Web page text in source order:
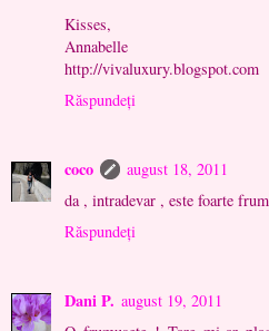
Kisses,
Annabelle
http://vivaluxury.blogspot.com
Răspundeți
coco
august 18, 2011
da , intradevar , este foarte
Răspundeți
Dani P. august 19, 2011